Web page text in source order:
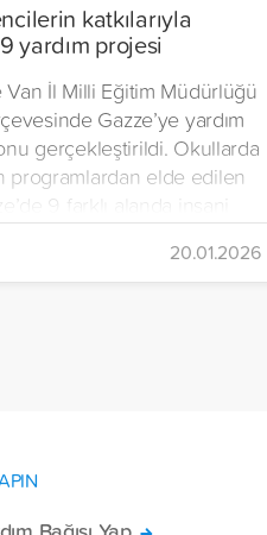
katkılarıyla
yardım projesi
İl Milli Eğitim Müdürlüğü
Gazze’ye yardım
gerçekleştirildi. Okullarda
programlardan elde edilen
9 farklı alanda insani
20.01.2026